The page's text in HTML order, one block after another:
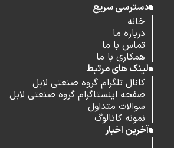
دسترسی سریع
خانه
درباره ما
تماس با ما
همکاری با ما
لینک های مرتبط
کانال تلگرام گروه صنعتی لابل
صفحه اینستاگرام گروه صنعتی لابل
سوالات متداول
نمونه کاتالوگ
آخرین اخبار